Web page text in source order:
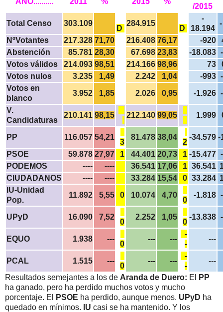
/2015
Total Censo
303.109
D
284.915
D
-
18.194
NºVotantes
217.328 71,70 216.408 76,17 -920
Abstención
85.781 28,30 67.698 23,83 -18.083
Votos válidos
214.093 98,51 214.166 98,96 73
Votos nulos
3.235 1,49 2.242 1,04 -993
Votos en
blanco
3.952 1,85 2.026 0,95 -1.926
V.
Candidaturas
210.141 98,15 212.140 99,05 1.999
PP 116.057 54,21
3
81.478 38,04
2
-34.579 -
PSOE
59.878 27,97 1 44.401 20,73 1 -15.477
PODEMOS
---- ---- 36.541 17,06 1 36.541
CIUDADANOS
---- ---- 33.284 15,54 0 33.284
IU-Unidad
Pop.
11.892 5,55 0 10.074 4,70
0
-1.818
UPyD 16.090 7,52
0
2.252 1,05
0
-13.838
EQUO 1.938 ---
0
--- ---
-
-
---
PCAL 1.515 ---
0
--- ---
-
-
---
Resultados semejantes a los de Aranda de Duero: El
PP
ha ganado, pero ha perdido muchos votos y mucho
porcentaje. El
PSOE ha perdido, aunque menos. UPyD ha
quedado en mínimos. IU casi se ha mantenido. Y los